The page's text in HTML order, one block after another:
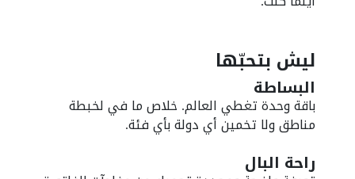
ليش بتحبّها
البساطة
باقة وحدة تغطي العالم. خلاص ما في لخبطة
مناطق ولا تخمين أي دولة بأي فئة.
راحة البال